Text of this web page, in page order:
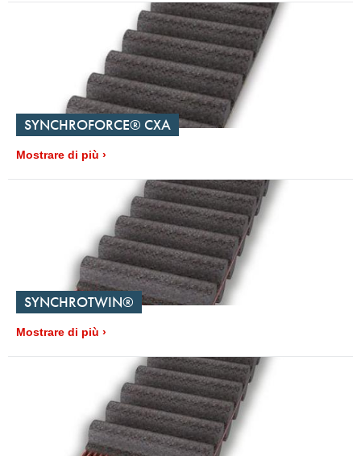
SYNCHROFORCE® CXA
Mostrare di più
SYNCHROTWIN®
Mostrare di più